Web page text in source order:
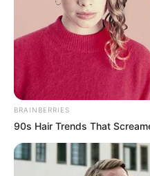
hasonló megoldást
éppen ez mutatja meg
nyilvánosan mást
előkészített. A
történetet adtak el,
migrációs paktumról,
felújításról és őrizeti
A legnagyobb fordulat
BRAINBERRIES
90s Hair Trends That